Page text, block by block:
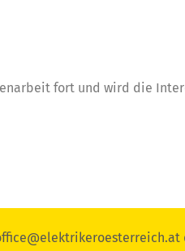
fort und wird die